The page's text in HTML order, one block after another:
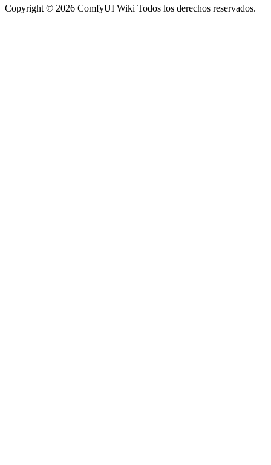
Copyright © 2026 ComfyUI Wiki Todos los derechos reservados.